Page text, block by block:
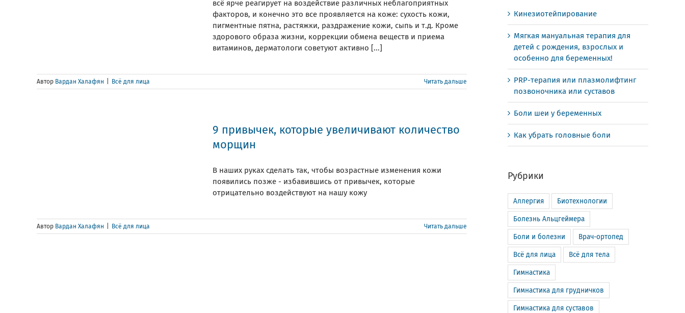
всё ярче реагирует на воздействие различных неблагоприятных
факторов, и конечно это все проявляется на коже: сухость кожи,
пигментные пятна, растяжки, раздражение кожи, сыпь и т.д. Кроме
здорового образа жизни, коррекции обмена веществ и приема
витаминов, дерматологи советуют активно [...]
Автор Вардан Халафян Всё для лица Читать дальше
9 привычек, которые увеличивают количество
морщин
В наших руках сделать так, чтобы возрастные изменения кожи
появились позже - избавившись от привычек, которые
отрицательно воздействуют на нашу кожу
Автор Вардан Халафян Всё для лица Читать дальше
Кинезиотейпирование
Мягкая мануальная терапия для
детей с рождения, взрослых и
особенно для беременных!
PRP-терапия или плазмолифтинг
позвоночника или суставов
Боли шеи у беременных
Как убрать головные боли
Рубрики
Аллергия Биотехнологии
Болезнь Альцгеймера
Боли и болезни Врач-ортопед
Всё для лица Всё для тела
Гимнастика
Гимнастика для грудничков
Гимнастика для суставов